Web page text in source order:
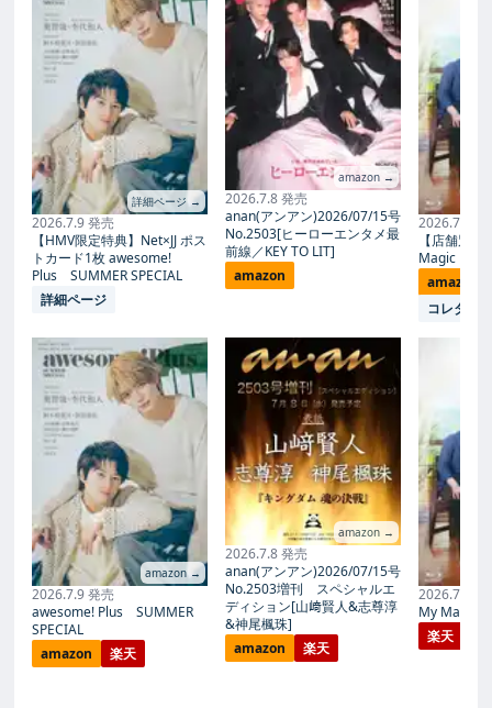
詳細ページ →
2026.7.9 発売
【HMV限定特典】Net×JJ ポス
トカード1枚 awesome!
Plus SUMMER SPECIAL
詳細ページ
amazon →
2026.7.9 発売
awesome! Plus SUMMER
SPECIAL
amazon
楽天
amazon →
2026.7.8 発売
anan(アンアン)2026/07/15号
No.2503[ヒーローエンタメ最
前線／KEY TO LIT]
amazon
amazon →
2026.7.8 発売
anan(アンアン)2026/07/15号
No.2503増刊 スペシャルエ
ディション[山﨑賢人&志尊淳
&神尾楓珠]
amazon
楽天
2026.7.27
【店舗別
Magic
amazon
コレタメ
2026.7.27
My Magic
楽天